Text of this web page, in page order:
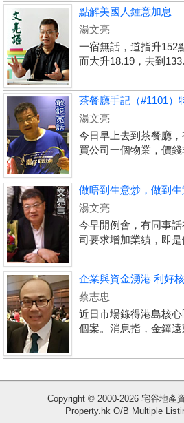
收
藏
點解美國人鍾意加息
湯文亮
一宿無話，道指升152
而大升18.19，去到
茶餐廳手記（#1101）
湯文亮
今日早上去到茶餐廳，
買公司一個物業，價
做唔到生意炒，做到
湯文亮
今早開例會，有同事
司要求增加業績，即
企業與資金湧港 利好
蔡志忠
近日市場錄得港島核
個案。消息指，金鐘
Copyright © 2000-2026 宅谷地產
Property.hk O/B Multiple